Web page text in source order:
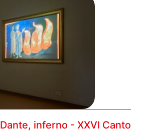
Dante, inferno - XXVI Canto